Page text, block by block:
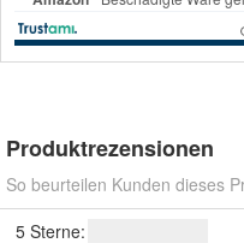
Produktrezensionen
So beurteilen Kunden dieses
5 Sterne: